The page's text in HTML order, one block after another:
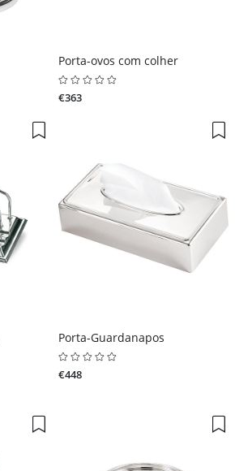
Porta-ovos com colher
€363
Porta-Guardanapos
€448